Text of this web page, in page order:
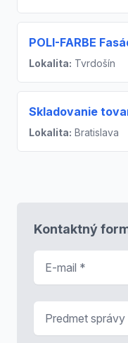
POLI-FARBE
Lokalita: Tvrdošín
Skladovanie
Lokalita: Bratislava
Kontaktný